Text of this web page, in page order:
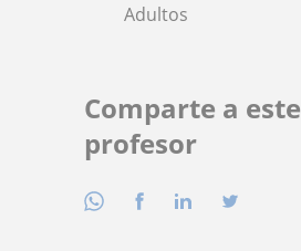
Adultos
Comparte a este
profesor